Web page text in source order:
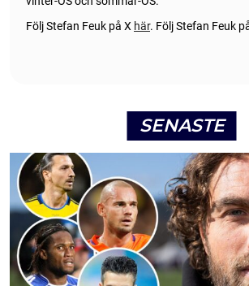
Följ Stefan Feuk på X här. Följ Stefan Feuk
SENASTE